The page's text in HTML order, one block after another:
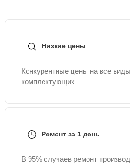
Низкие цены
Конкурентные цены на все
комплектующих
Ремонт за 1 день
В 95% случаев ремонт